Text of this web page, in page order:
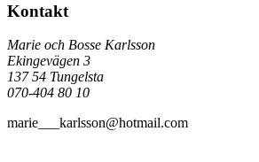
Kontakt
Marie och Bosse Karlsson
Ekingevägen 3
137 54 Tungelsta
070-404 80 10
marie___karlsson@hotmail.com